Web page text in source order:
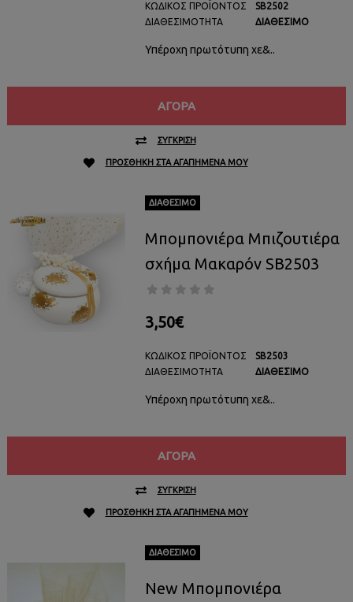
ΚΩΔΙΚΌΣ ΠΡΟΪΌΝΤΟΣ
ΔΙΑΘΕΣΙΜΌΤΗΤΑ
SB2502
ΔΙΑΘΈΣΙΜΟ
Υπέροχη πρωτότυπη χε&..
ΑΓΟΡΆ
ΣΎΓΚΡΙΣΗ
ΠΡΟΣΘΉΚΗ ΣΤΑ ΑΓΑΠΗΜΈΝΑ ΜΟΥ
ΔΙΑΘΈΣΙΜΟ
Mπομπονιέρα Μπιζουτιέρα
σχήμα Μακαρόν SB2503
3,50€
ΚΩΔΙΚΌΣ ΠΡΟΪΌΝΤΟΣ
ΔΙΑΘΕΣΙΜΌΤΗΤΑ
SB2503
ΔΙΑΘΈΣΙΜΟ
Υπέροχη πρωτότυπη χε&..
ΑΓΟΡΆ
ΣΎΓΚΡΙΣΗ
ΠΡΟΣΘΉΚΗ ΣΤΑ ΑΓΑΠΗΜΈΝΑ ΜΟΥ
ΔΙΑΘΈΣΙΜΟ
New Μπομπονιέρα